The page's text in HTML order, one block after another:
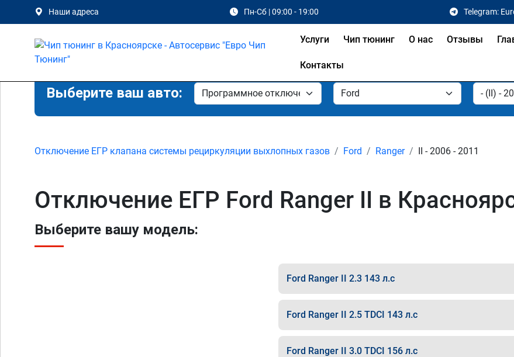
Наши адреса Пн-Сб | 09:00 - 19:00 Telegram:
Услуги Чип тюнинг О нас Отзывы
Контакты
Выберите ваш авто:
Отключение ЕГР клапана системы рециркуляции выхлопных газов Ford Ranger II - 2006 - 2011
Отключение ЕГР Ford Ranger II в
Выберите вашу модель:
Ford Ranger II 2.3 143 л.с
Ford Ranger II 2.5 TDCI 143 л.с
Ford Ranger II 3.0 TDCI 156 л.с